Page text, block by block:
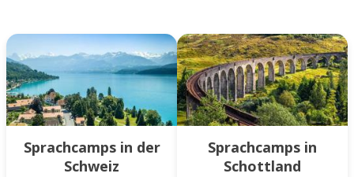
Sprachcamps in der
Schweiz
Sprachcamps in
Schottland